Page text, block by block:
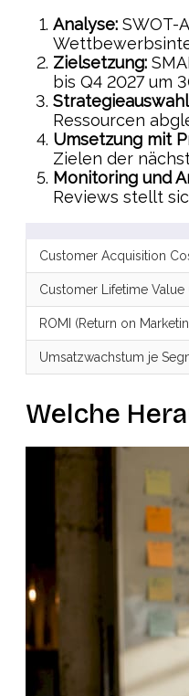
Analyse: SWOT-
Zielsetzung:
bis Q4 2027 um
Ressourcen
Umsetzung mit
Zielen der
Monitoring und
Reviews stellt
Customer Acquisition
Customer Lifetime Value
ROMI (Return on
Umsatzwachstum je
Welche